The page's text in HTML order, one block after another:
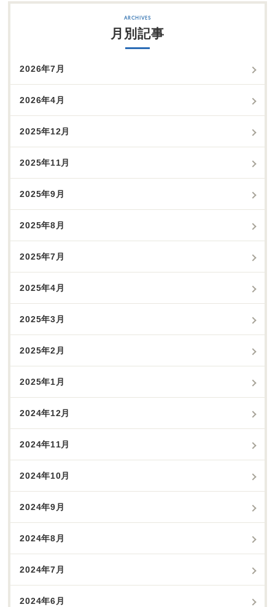
月別記事
2026年7月
2026年4月
2025年12月
2025年11月
2025年9月
2025年8月
2025年7月
2025年4月
2025年3月
2025年2月
2025年1月
2024年12月
2024年11月
2024年10月
2024年9月
2024年8月
2024年7月
2024年6月